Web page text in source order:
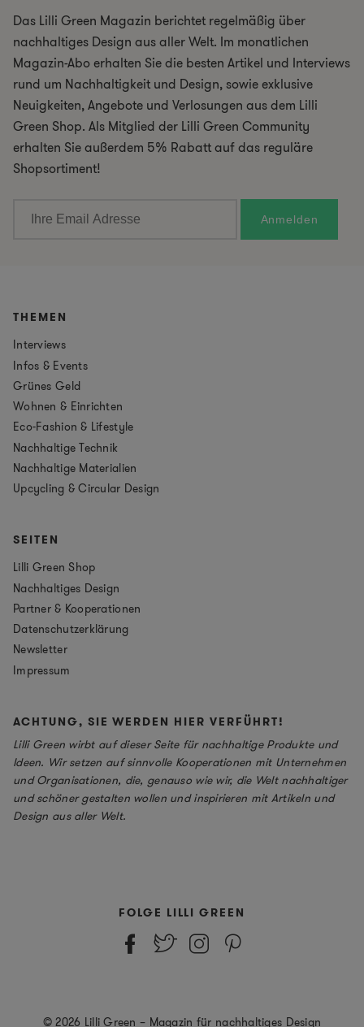
Das Lilli Green Magazin berichtet regelmäßig über
nachhaltiges Design aus aller Welt. Im monatlichen
Magazin-Abo erhalten Sie die besten Artikel und Interviews
rund um Nachhaltigkeit und Design, sowie exklusive
Neuigkeiten, Angebote und Verlosungen aus dem Lilli
Green Shop. Als Mitglied der Lilli Green Community
erhalten Sie außerdem 5% Rabatt auf das reguläre
Shopsortiment!
THEMEN
Interviews
Infos & Events
Grünes Geld
Wohnen & Einrichten
Eco-Fashion & Lifestyle
Nachhaltige Technik
Nachhaltige Materialien
Upcycling & Circular Design
SEITEN
Lilli Green Shop
Nachhaltiges Design
Partner & Kooperationen
Datenschutzerklärung
Newsletter
Impressum
ACHTUNG, SIE WERDEN HIER VERFÜHRT!
Lilli Green wirbt auf dieser Seite für nachhaltige Produkte und
Ideen. Wir setzen auf sinnvolle Kooperationen mit Unternehmen
und Organisationen, die, genauso wie wir, die Welt nachhaltiger
und schöner gestalten wollen und inspirieren mit Artikeln und
Design aus aller Welt.
FOLGE LILLI GREEN
© 2026 Lilli Green – Magazin für nachhaltiges Design